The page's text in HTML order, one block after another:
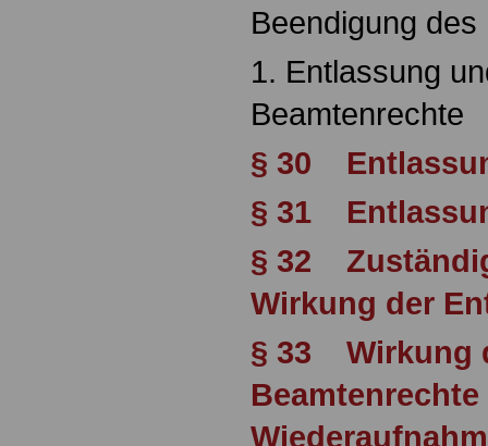
Beendigung
1. Entlassung
Beamtenrechte
§ 30
§ 31
§ 32
Wirkung der
§ 33 Wirkung